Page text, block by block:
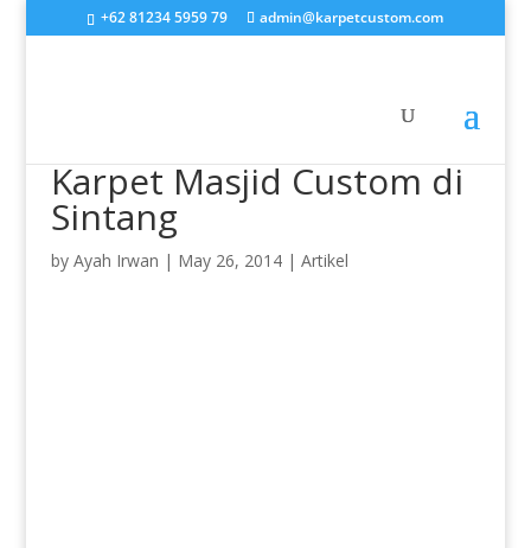
+62 81234 5959 79 admin@karpetcustom.com
Karpet Masjid Custom di
Sintang
by Ayah Irwan | May 26, 2014| Artikel